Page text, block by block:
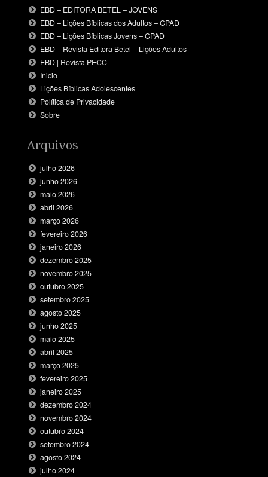
EBD – EDITORA BETEL – JOVENS
EBD – Lições Bíblicas dos Adultos – CPAD
EBD – Lições Bíblicas Jovens – CPAD
EBD – Revista Editora Betel – Lições Adultos
EBD | Revista PECC
Inicio
Lições Bíblicas Adolescentes
Política de Privacidade
Sobre
Arquivos
julho 2026
junho 2026
maio 2026
abril 2026
março 2026
fevereiro 2026
janeiro 2026
dezembro 2025
novembro 2025
outubro 2025
setembro 2025
agosto 2025
junho 2025
maio 2025
abril 2025
março 2025
fevereiro 2025
janeiro 2025
dezembro 2024
novembro 2024
outubro 2024
setembro 2024
agosto 2024
julho 2024